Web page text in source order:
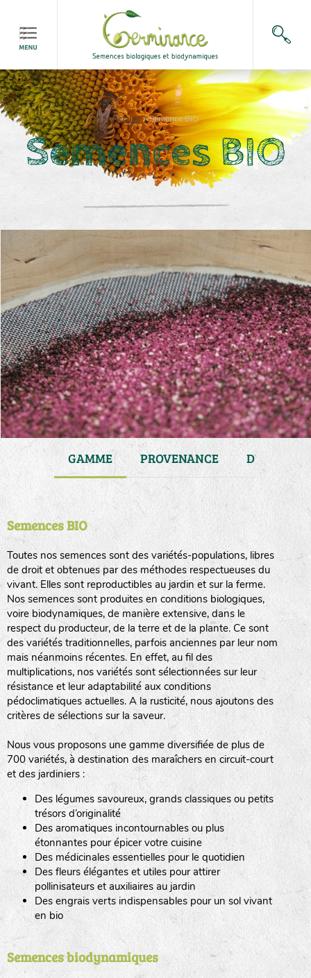
Accueil>Semence BIO
Semences BIO
GAMME PROVENANCE DURÉE DE
Semences BIO
Toutes nos semences sont des variétés-populations, libres
de droit et obtenues par des méthodes respectueuses du
vivant. Elles sont reproductibles au jardin et sur la ferme.
Nos semences sont produites en conditions biologiques,
voire biodynamiques, de manière extensive, dans le
respect du producteur, de la terre et de la plante. Ce sont
des variétés traditionnelles, parfois anciennes par leur nom
mais néanmoins récentes. En effet, au fil des
multiplications, nos variétés sont sélectionnées sur leur
résistance et leur adaptabilité aux conditions
pédoclimatiques actuelles. A la rusticité, nous ajoutons des
critères de sélections sur la saveur.
Nous vous proposons une gamme diversifiée de plus de
700 variétés, à destination des maraîchers en circuit-court
et des jardiniers :
Des légumes savoureux, grands classiques ou petits
trésors d’originalité
Des aromatiques incontournables ou plus
étonnantes pour épicer votre cuisine
Des médicinales essentielles pour le quotidien
Des fleurs élégantes et utiles pour attirer
pollinisateurs et auxiliaires au jardin
Des engrais verts indispensables pour un sol vivant
en bio
Semences biodynamiques
haies
zone sauvage
tas de compost
fleurs
animaux domestiques
animaux sauvages